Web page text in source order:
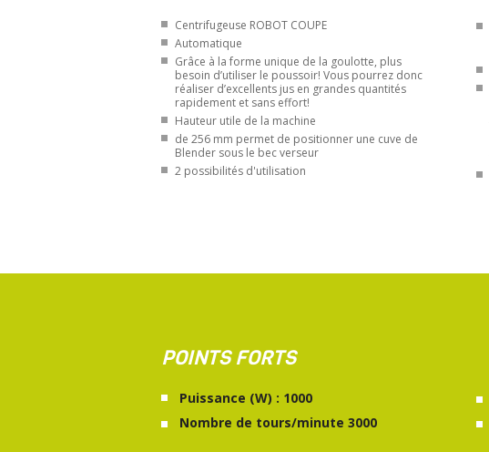
Centrifugeuse ROBOT COUPE
Automatique
Grâce à la forme unique de la goulotte, plus
besoin d’utiliser le poussoir! Vous pourrez donc
réaliser d’excellents jus en grandes quantités
rapidement et sans effort!
Hauteur utile de la machine
de 256 mm permet de positionner une cuve de
Blender sous le bec verseur
2 possibilités d'utilisation
POINTS FORTS
Puissance (W) : 1000
Nombre de tours/minute 3000